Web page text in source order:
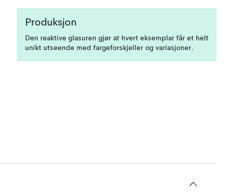
Produksjon
Den reaktive glasuren gjør at hvert eksemplar får et helt
unikt utseende med fargeforskjeller og variasjoner.